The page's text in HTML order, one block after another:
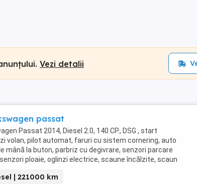
Vezi detalii
passat
Passat 2014, Diesel 2.0, 140 CP., DSG , start
volan, pilot automat, faruri cu sistem cornering, auto
mână la buton, parbriz cu degivrare, senzori parcare
ploaie, oglinzi electrice, scaune încălzite, scaun
| 221000 km